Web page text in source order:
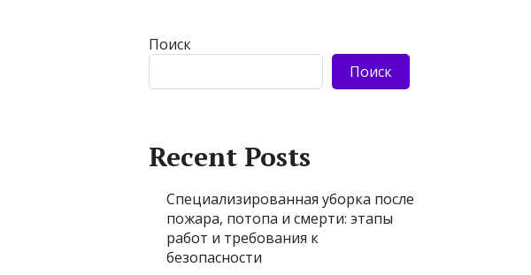
Поиск
Поиск
Recent Posts
Специализированная уборка после
пожара, потопа и смерти: этапы
работ и требования к
безопасности